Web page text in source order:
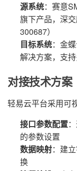
源系统：赛意
旗下产品，深
300687）
目标系统：金
解决方案，支
对接技术方案
轻易云平台采用可
接口参数配置
的参数设置
数据映射：建
换